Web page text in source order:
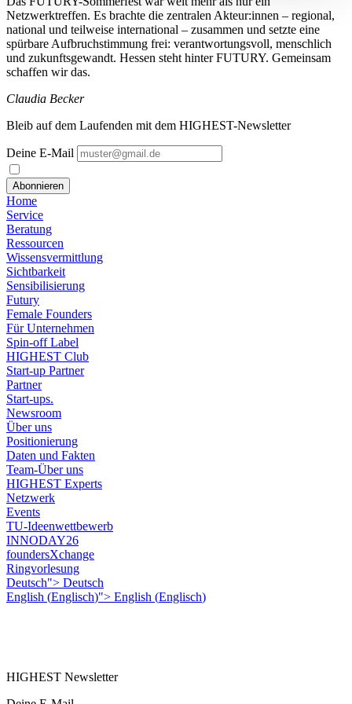
Netzwerktreffen. Es brachte die zentralen Akteur:innen – regional,
national und teilweise international – zusammen und setzte eine
spürbare Aufbruchstimmung frei: verantwortungsvoll, menschlich
und zukunftsgewandt. Hessen steht hinter FUTURY. Gemeinsam
schaffen wir das.
Claudia Becker
Bleib auf dem Laufenden mit dem HIGHEST-Newsletter
Deine E-Mail
Abonnieren
Home
Service
Beratung
Ressourcen
Wissensvermittlung
Sichtbarkeit
Sensibilisierung
Futury
Female Founders
Für Unternehmen
Spin-off Label
HIGHEST Club
Start-up Partner
Partner
Start-ups.
Newsroom
Über uns
Positionierung
Daten und Fakten
Team-Über uns
HIGHEST Experts
Netzwerk
Events
TU-Ideenwettbewerb
INNODAY26
foundersXchange
Ringvorlesung
Deutsch"> Deutsch
English (Englisch)"> English (Englisch)
HIGHEST Newsletter